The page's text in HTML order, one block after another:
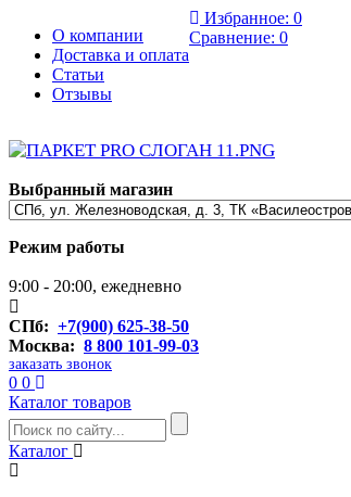
О компании
Доставка и оплата
Статьи
Отзывы
Избранное: 0
Сравнение: 0
Выбранный магазин
Режим работы
9:00 - 20:00, ежедневно
СПб: +7(900) 625-38-50
Москва: 8 800 101-99-03
заказать звонок
0 0
Каталог товаров
Каталог